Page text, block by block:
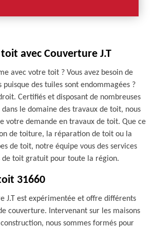
avec Couverture J.T
avec votre toit ? Vous avez besoin de
des tuiles sont endommagées ?
Certifiés et disposant de nombreuses
dans le domaine des travaux de toit, nous
votre demande en travaux de toit. Que ce
de toiture, la réparation de toit ou la
de toit, notre équipe vous des services
de toit gratuit pour toute la région.
31660
J.T est expérimentée et offre différents
couverture. Intervenant sur les maisons
nous sommes formés pour